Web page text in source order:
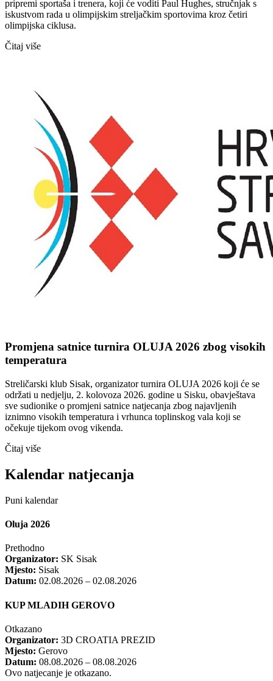
pripremi sportaša i trenera, koji će voditi Paul Hughes, stručnjak s
iskustvom rada u olimpijskim streljačkim sportovima kroz četiri
olimpijska ciklusa.
Čitaj više
Promjena satnice turnira OLUJA 2026 zbog visokih
temperatura
Streličarski klub Sisak, organizator turnira OLUJA 2026 koji će se
održati u nedjelju, 2. kolovoza 2026. godine u Sisku, obavještava
sve sudionike o promjeni satnice natjecanja zbog najavljenih
iznimno visokih temperatura i vrhunca toplinskog vala koji se
očekuje tijekom ovog vikenda.
Čitaj više
Kalendar natjecanja
Puni kalendar
Oluja 2026
Prethodno
Organizator: SK Sisak
Mjesto: Sisak
Datum: 02.08.2026 – 02.08.2026
KUP MLADIH GEROVO
Otkazano
Organizator: 3D CROATIA PREZID
Mjesto: Gerovo
Datum: 08.08.2026 – 08.08.2026
Ovo natjecanje je otkazano.